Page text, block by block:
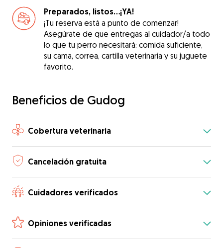
Preparados, listos...¡YA!
¡Tu reserva está a punto de comenzar!
Asegúrate de que entregas al cuidador/a todo
lo que tu perro necesitará: comida suficiente,
su cama, correa, cartilla veterinaria y su juguete
favorito.
Beneficios de Gudog
Cobertura veterinaria
Cancelación gratuita
Cuidadores verificados
Opiniones verificadas